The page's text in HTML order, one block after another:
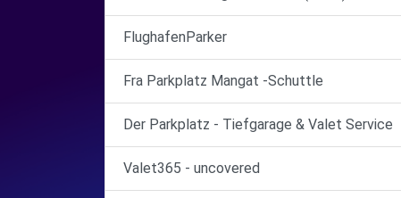
FlughafenParker
Fra Parkplatz Mangat -Schuttle
Der Parkplatz - Tiefgarage & Valet Service
Valet365 - uncovered